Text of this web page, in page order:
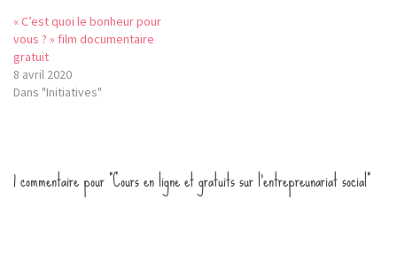
« C’est quoi le bonheur pour
vous ? » film documentaire
gratuit
8 avril 2020
Dans "Initiatives"
1 commentaire pour “Cours en ligne et gratuits sur l’entrepreunariat social”